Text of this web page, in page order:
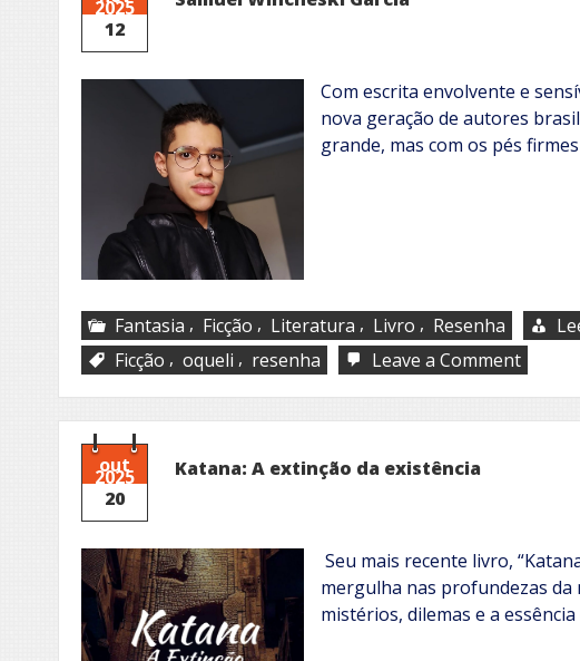
2025
12
Com escrita envolvente e
nova geração de autores
grande, mas com os pés
Fantasia , Ficção , Literatura , Livro , Resenha
Ficção , oqueli , resenha Leave a Commenton
Samuel
Garcia
out
2025
20
Katana: A extinção da existência
Seu mais recente livro,
mergulha nas profundezas da
mistérios, dilemas e a